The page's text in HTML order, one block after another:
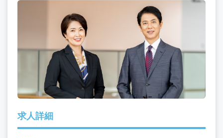
求人詳細